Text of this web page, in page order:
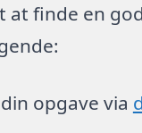
at finde en
opgave via